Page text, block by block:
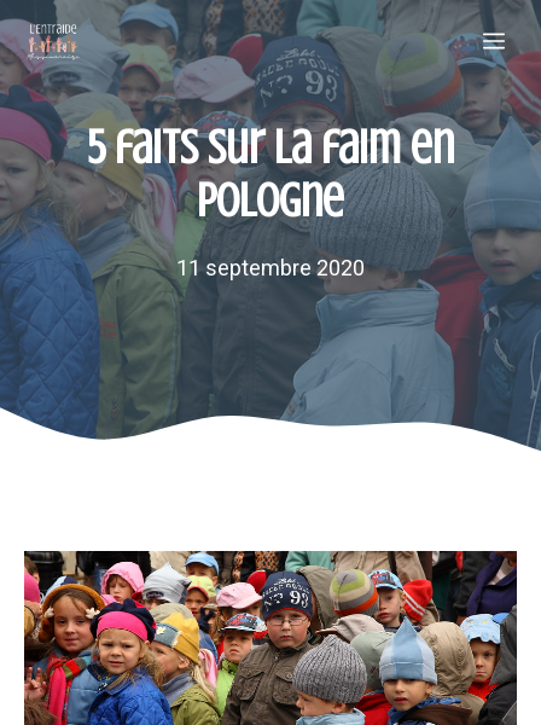
Aller
au
contenu
5 faits sur la faim en
Pologne
11 septembre 2020